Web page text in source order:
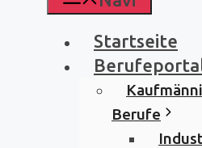
Startseite
Berufe